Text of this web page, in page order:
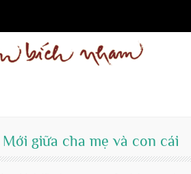
giữa cha mẹ và con cái